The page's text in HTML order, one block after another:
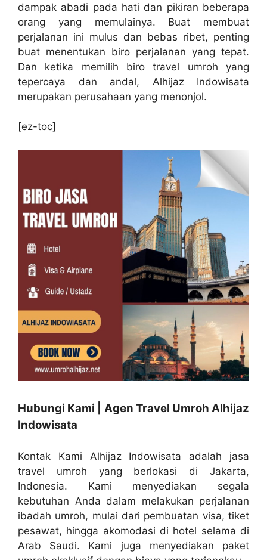
dampak abadi pada hati dan pikiran beberapa
orang yang memulainya. Buat membuat
perjalanan ini mulus dan bebas ribet, penting
buat menentukan biro perjalanan yang tepat.
Dan ketika memilih biro travel umroh yang
tepercaya dan andal, Alhijaz Indowisata
merupakan perusahaan yang menonjol.
[ez-toc]
Hubungi Kami | Agen Travel Umroh Alhijaz
Indowisata
Kontak Kami Alhijaz Indowisata adalah jasa
travel umroh yang berlokasi di Jakarta,
Indonesia. Kami menyediakan segala
kebutuhan Anda dalam melakukan perjalanan
ibadah umroh, mulai dari pembuatan visa, tiket
pesawat, hingga akomodasi di hotel selama di
Arab Saudi. Kami juga menyediakan paket